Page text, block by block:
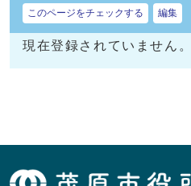
このページをチェックする 編集
現在登録されていません。